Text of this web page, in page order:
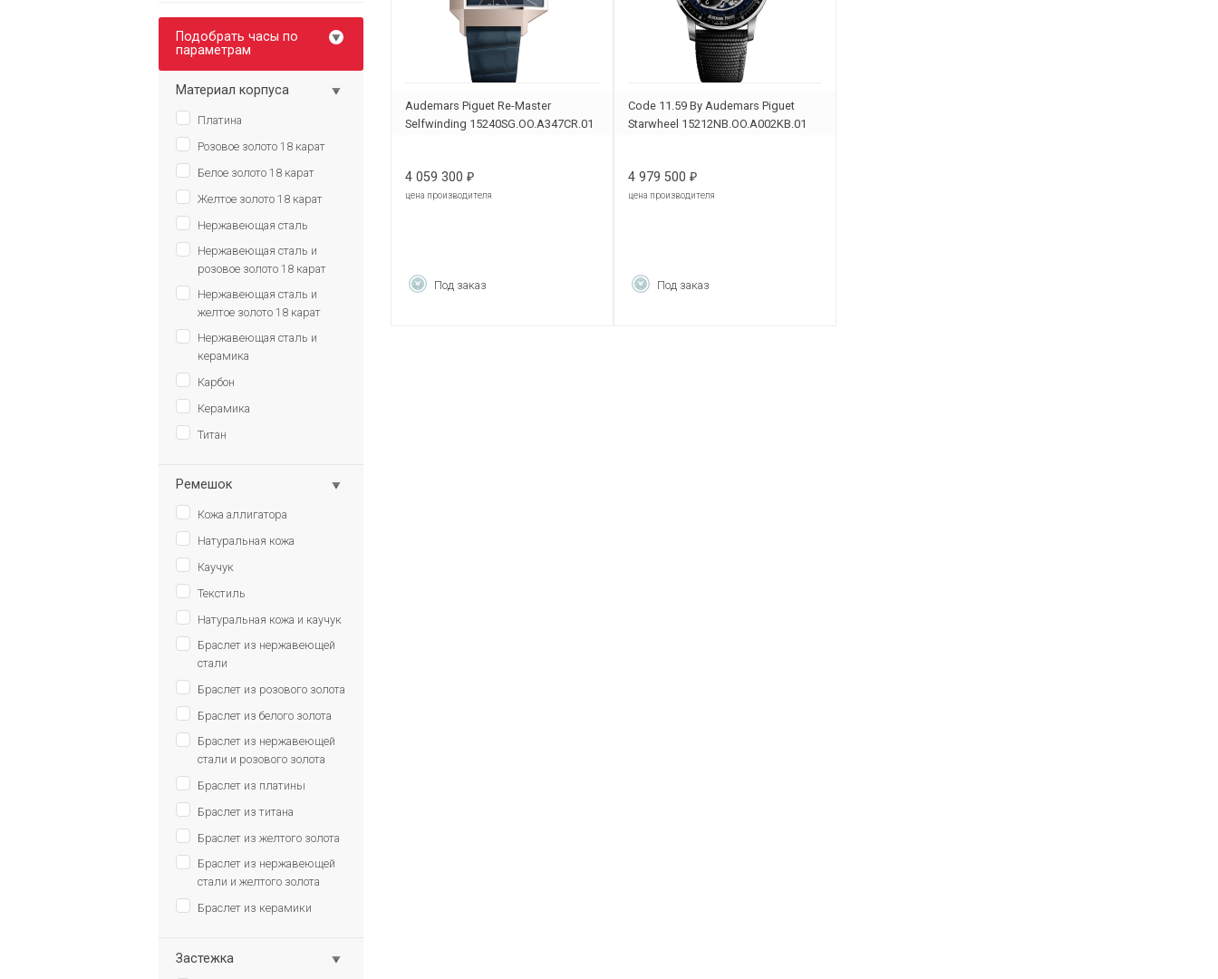
Подобрать часы по
параметрам
Материал корпуса
Платина
Розовое золото 18 карат
Белое золото 18 карат
Желтое золото 18 карат
Нержавеющая сталь
Нержавеющая сталь и
розовое золото 18 карат
Нержавеющая сталь и
желтое золото 18 карат
Нержавеющая сталь и
керамика
Карбон
Керамика
Титан
Ремешок
Кожа аллигатора
Натуральная кожа
Каучук
Текстиль
Натуральная кожа и каучук
Браслет из нержавеющей
стали
Браслет из розового золота
Браслет из белого золота
Браслет из нержавеющей
стали и розового золота
Браслет из платины
Браслет из титана
Браслет из желтого золота
Браслет из нержавеющей
стали и желтого золота
Браслет из керамики
Застежка
Audemars Piguet Re-Master
Selfwinding 15240SG.OO.A347CR.01
4 059 300 ₽
цена производителя
Под заказ
Code 11.59 By Audemars Piguet
Starwheel 15212NB.OO.A002KB.01
4 979 500 ₽
цена производителя
Под заказ